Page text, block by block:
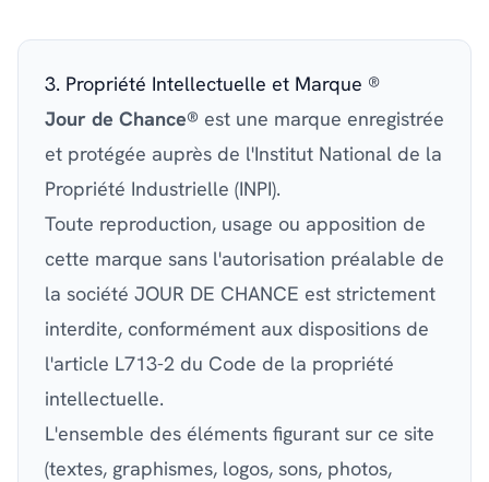
3. Propriété Intellectuelle et Marque ®
Jour de Chance® est une marque enregistrée
et protégée auprès de l'Institut National de la
Propriété Industrielle (INPI).
Toute reproduction, usage ou apposition de
cette marque sans l'autorisation préalable de
la société JOUR DE CHANCE est strictement
interdite, conformément aux dispositions de
l'article L713-2 du Code de la propriété
intellectuelle.
L'ensemble des éléments figurant sur ce site
(textes, graphismes, logos, sons, photos,